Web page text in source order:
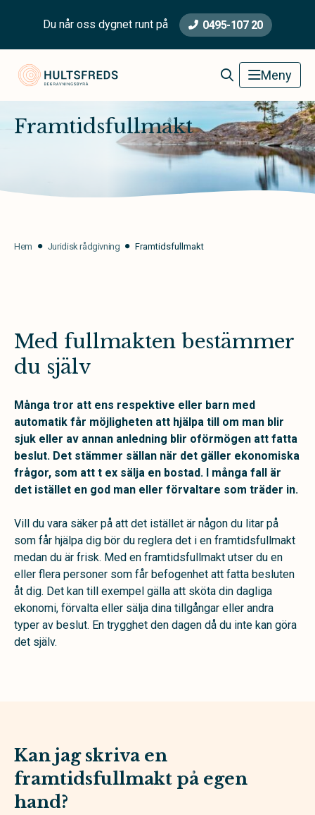
Du når oss dygnet runt på 0495-107 20
Hultsfred Begravningsbyrå Meny
Framtidsfullmakt
Hem Juridisk rådgivning Framtidsfullmakt
Med fullmakten bestämmer
du själv
Många tror att ens respektive eller barn med
automatik får möjligheten att hjälpa till om man blir
sjuk eller av annan anledning blir oförmögen att fatta
beslut. Det stämmer sällan när det gäller ekonomiska
frågor, som att t ex sälja en bostad. I många fall är
det istället en god man eller förvaltare som träder in.
Vill du vara säker på att det istället är någon du litar på
som får hjälpa dig bör du reglera det i en framtidsfullmakt
medan du är frisk. Med en framtidsfullmakt utser du en
eller flera personer som får befogenhet att fatta besluten
åt dig. Det kan till exempel gälla att sköta din dagliga
ekonomi, förvalta eller sälja dina tillgångar eller andra
typer av beslut. En trygghet den dagen då du inte kan göra
det själv.
Kan jag skriva en
framtidsfullmakt på egen
hand?